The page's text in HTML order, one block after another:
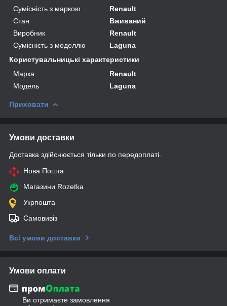
Сумісність з маркою
Renault
Стан
Вживаний
Виробник
Renault
Сумісність з моделлю
Laguna
Користувальницькі характеристики
Марка
Renault
Модель
Laguna
Приховати
Умови доставки
Доставка здійснюється тільки по передоплаті.
Нова Пошта
Магазини Rozetka
Укрпошта
Самовивіз
Всі умови доставки
Умови оплати
Ви отримаєте замовлення